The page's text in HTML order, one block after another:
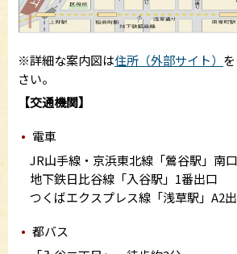
※詳細な案内図は住所（外部サイト）
さい。
【交通機関】
電車
JR山手線・京浜東北線「鶯谷駅」
地下鉄日比谷線「入谷駅」1番
つくばエクスプレス線「浅草駅」
都バス